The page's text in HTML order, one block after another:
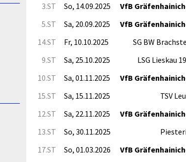
3.ST So, 14.09.2025 VfB
5.ST Sa, 20.09.2025 VfB
14.ST Fr, 10.10.2025 SG BW
9.ST Sa, 25.10.2025 LSG Lieskau
10.ST Sa, 01.11.2025 VfB
15.ST Sa, 15.11.2025 TSV
12.ST Sa, 22.11.2025 VfB
13.ST So, 30.11.2025
17.ST So, 01.03.2026 VfB